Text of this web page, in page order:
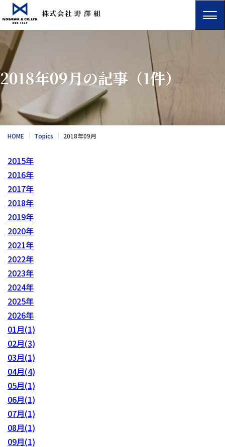
2018年09月の記事 （1件）
HOME Topics 2018年09月
2015年
2016年
2017年
2018年
2019年
2020年
2021年
2022年
2023年
2024年
2025年
2026年
01月(1)
02月(3)
03月(1)
04月(4)
05月(1)
06月(1)
07月(1)
08月(1)
09月(1)